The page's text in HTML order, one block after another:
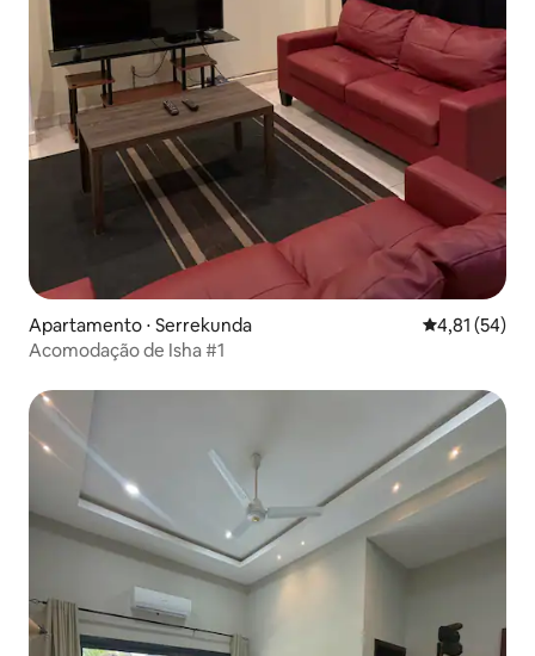
Apartamento ⋅ Serrekunda 4,81 de uma
4,81 (54)
Acomodação de Isha #1